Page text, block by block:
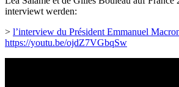
interviewt werden:
> l’interview du Président Emmanuel
https://youtu.be/ojdZ7VGbqSw